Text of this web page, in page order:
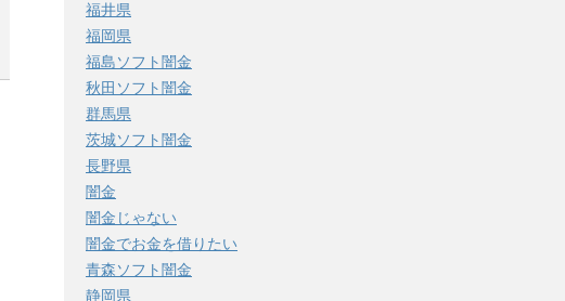
福井県
福岡県
福島ソフト闇金
秋田ソフト闇金
群馬県
茨城ソフト闇金
長野県
闇金
闇金じゃない
闇金でお金を借りたい
青森ソフト闇金
静岡県